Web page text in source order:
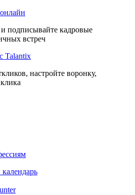
подписывайте кадровые
встреч
Talantix
настройте воронку,